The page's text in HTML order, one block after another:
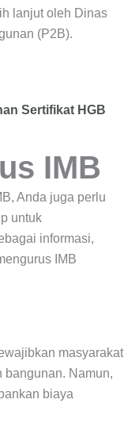
lanjut oleh Dinas
(P2B).
Sertifikat HGB
IMB
Anda juga perlu
untuk
informasi,
IMB
masyarakat
bangunan. Namun,
biaya